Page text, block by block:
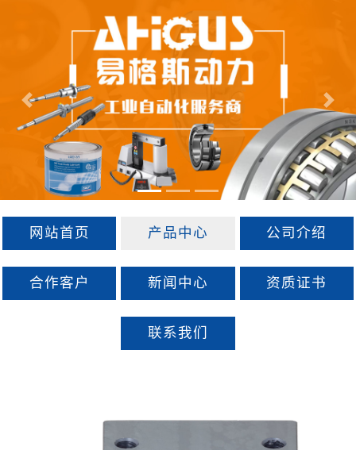
Previous Next
网站首页 产品中心 公司介绍
合作客户 新闻中心 资质证书
联系我们